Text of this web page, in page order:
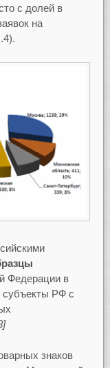
с долей в
на
Федерации в
субъекты РФ с
знаков